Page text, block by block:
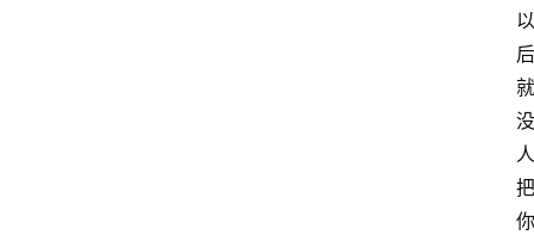
以
后
就
没
人
把
你